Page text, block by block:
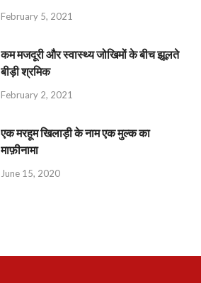
February 5, 2021
कम मजदूरी और स्वास्थ्य जोखिमों के बीच झूलते
बीड़ी श्रमिक
February 2, 2021
एक मरहूम खिलाड़ी के नाम एक मुल्क का
माफ़ीनामा
June 15, 2020